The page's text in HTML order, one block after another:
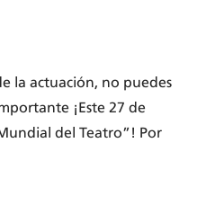
la actuación, no puedes
¡Este 27 de
del Teatro”! Por